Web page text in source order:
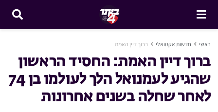
ראשי חדשות אקטואלי ברוך דיין האמת
ברוך דיין האמת: החסיד הראשון
שהגיע לעמנואל הלך לעולמו בן 74
לאחר שחלה בשנים אחרונות